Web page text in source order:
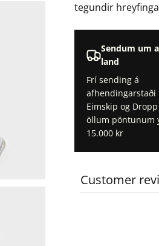
tegundir
Sendum um
land
Frí sending á
afhendingarstaði
Eimskip og
öllum pöntunum
15.000 kr
Customer